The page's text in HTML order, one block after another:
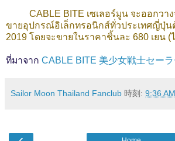
CABLE BITE เซเลอร์มูน จะออกวาง
ขายอุปกรณ์อิเล็กทรอนิกส์ทั่วประเทศญี่ปุ่น
2019 โดยจะขายในราคาชิ้นละ 680 เยน (
ที่มาจาก CABLE BITE 美少女戦士セー
Sailor Moon Thailand Fanclub 時刻: 9:36 AM